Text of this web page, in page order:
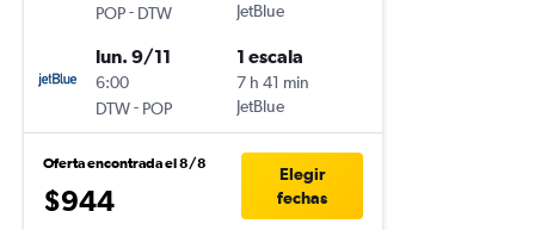
POP- DTW
JetBlue
lun. 9/11
6:00
DTW- POP
1 escala
7 h 41 min
JetBlue
Oferta encontrada el 8/8
$944
Elegir
fechas